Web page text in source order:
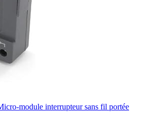
module interrupteur sans fil portée